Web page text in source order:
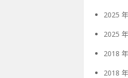
2025
2025
2018
2018